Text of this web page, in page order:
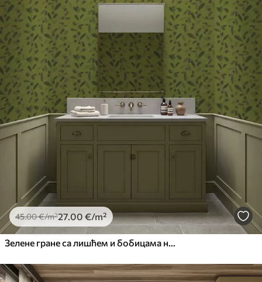
45.00€/m²27.00 €/m²
Зелене гране са лишћем и бобицама на маслини